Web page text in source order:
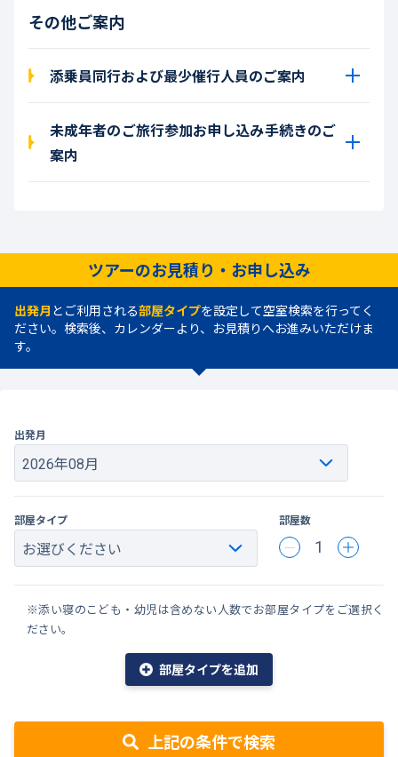
その他ご案内
添乗員同行および最少催行人員のご案内
未成年者のご旅行参加お申し込み手続きのご
案内
ツアーのお見積り・お申し込み
出発月 とご利用される部屋タイプを設定して空室検索を行ってく
ださい。検索後、カレンダーより、お見積りへお進みいただけま
す。
出発月
部屋タイプ 部屋数
1
※添い寝のこども・幼児は含めない人数でお部屋タイプをご選択く
ださい。
部屋タイプを追加
上記の条件で検索